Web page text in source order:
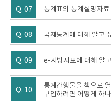
Q. 07 통계표의 통계설명자
Q. 08 국제통계에 대해 알고
Q. 09 e-지방지표에 대해 알
Q. 10
통계간행물을 책으로
구입하려면 어떻게 하